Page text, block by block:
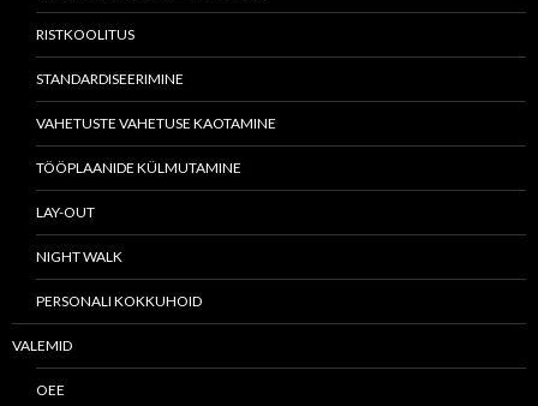
RISTKOOLITUS
STANDARDISEERIMINE
VAHETUSTE VAHETUSE KAOTAMINE
TÖÖPLAANIDE KÜLMUTAMINE
LAY-OUT
NIGHT WALK
PERSONALI KOKKUHOID
VALEMID
OEE